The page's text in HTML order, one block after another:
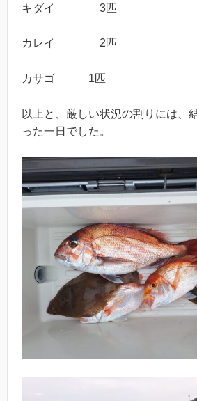
キダイ 3匹
カレイ 2匹
カサゴ 1匹
以上と、厳しい状況の割りには、
った一日でした。